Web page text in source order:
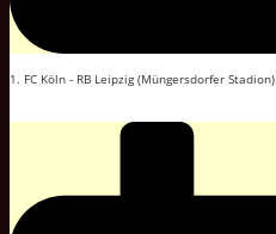
1. FC Köln - RB Leipzig (Müngersdorfer Stadion)